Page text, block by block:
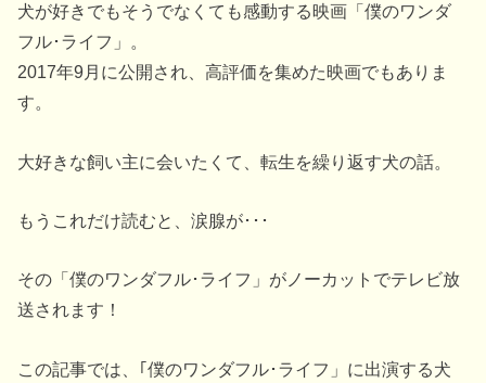
犬が好きでもそうでなくても感動する映画「僕のワンダ
フル･ライフ」。
2017年9月に公開され、高評価を集めた映画でもありま
す。
大好きな飼い主に会いたくて、転生を繰り返す犬の話。
もうこれだけ読むと、涙腺が･･･
その「僕のワンダフル･ライフ」がノーカットでテレビ放
送されます！
この記事では、｢僕のワンダフル･ライフ」に出演する犬